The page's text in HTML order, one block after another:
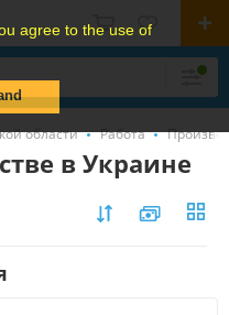
agree to the use of
области Работа
в Украине